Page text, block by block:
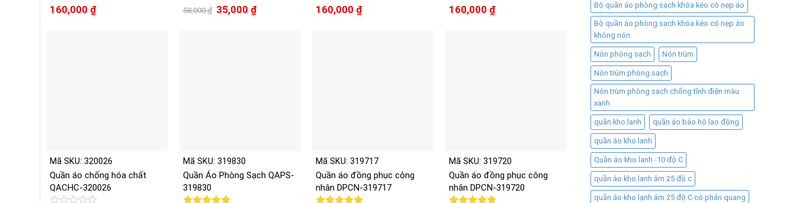
Được
160,000 ₫
Được xếp
58,000₫ Giá
gốc
35,000 ₫Giá
Được
160,000 ₫
Được
160,000 ₫
Mã SKU: 320026
Quần áo chống hóa chất
QACHC-320026
Mã SKU: 319830
Quần Áo Phòng Sạch QAPS-
319830
Mã SKU: 319717
Quần áo đồng phục công
nhân DPCN-319717
Mã SKU: 319720
Quần áo đồng phục công
nhân DPCN-319720
Bộ quần áo phòng sạch khóa kéo có nẹp áo
Bộ quần áo phòng sạch khóa kéo có nẹp áo
không nón
Nón phòng sạch Nón trùm
Nón trùm phòng sạch
Nón trùm phòng sạch chống tĩnh điện màu
xanh
quần kho lanh quần áo bảo hộ lao động
quần áo kho lanh
Quần áo kho lạnh -10 độ C
quần áo kho lạnh âm 25 độ c
quần áo kho lạnh âm 25 độ C có phản quang